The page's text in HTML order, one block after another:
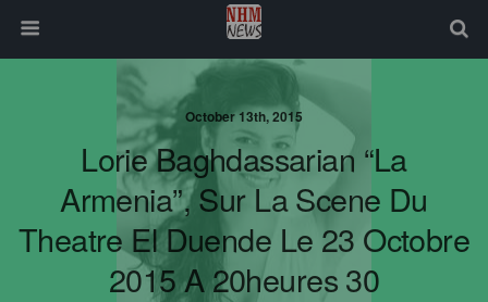
October 13th, 2015
Lorie Baghdassarian “La
Armenia”, Sur La Scene Du
Theatre El Duende Le 23 Octobre
2015 A 20heures 30